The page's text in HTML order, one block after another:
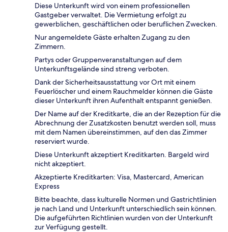
Diese Unterkunft wird von einem professionellen
Gastgeber verwaltet. Die Vermietung erfolgt zu
gewerblichen, geschäftlichen oder beruflichen Zwecken.
Nur angemeldete Gäste erhalten Zugang zu den
Zimmern.
Partys oder Gruppenveranstaltungen auf dem
Unterkunftsgelände sind streng verboten.
Dank der Sicherheitsausstattung vor Ort mit einem
Feuerlöscher und einem Rauchmelder können die Gäste
dieser Unterkunft ihren Aufenthalt entspannt genießen.
Der Name auf der Kreditkarte, die an der Rezeption für die
Abrechnung der Zusatzkosten benutzt werden soll, muss
mit dem Namen übereinstimmen, auf den das Zimmer
reserviert wurde.
Diese Unterkunft akzeptiert Kreditkarten. Bargeld wird
nicht akzeptiert.
Akzeptierte Kreditkarten: Visa, Mastercard, American
Express
Bitte beachte, dass kulturelle Normen und Gastrichtlinien
je nach Land und Unterkunft unterschiedlich sein können.
Die aufgeführten Richtlinien wurden von der Unterkunft
zur Verfügung gestellt.